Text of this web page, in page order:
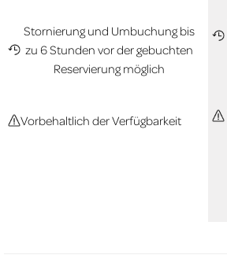
Stornierung und Umbuchung bis
zu 6 Stunden vor der gebuchten
Reservierung möglich
Vorbehaltlich der Verfügbarkeit